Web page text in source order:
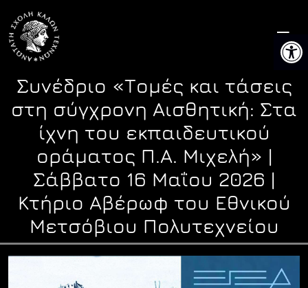
content
Συνέδριο «Τομές και τάσεις
στη σύγχρονη Αισθητική: Στα
ίχνη του εκπαιδευτικού
οράματος Π.Α. Μιχελή» |
Σάββατο 16 Μαΐου 2026 |
Κτήριο Αβέρωφ του Εθνικού
Μετσόβιου Πολυτεχνείου